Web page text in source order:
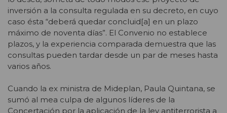
inversión a la consulta regulada en su decreto, en cuyo
caso ésta “deberá quedar concluid[a] en un plazo
máximo de noventa días”. El Convenio no establece
plazos, y la experiencia comparada demuestra que las
consultas pueden tardar desde un par de meses hasta
varios años.
Cuando la ex ministra de Mideplan, Paula Quintana, se
sumó al mea culpa de algunos líderes de la
Concertación por la aplicación de la ley antiterrorista a